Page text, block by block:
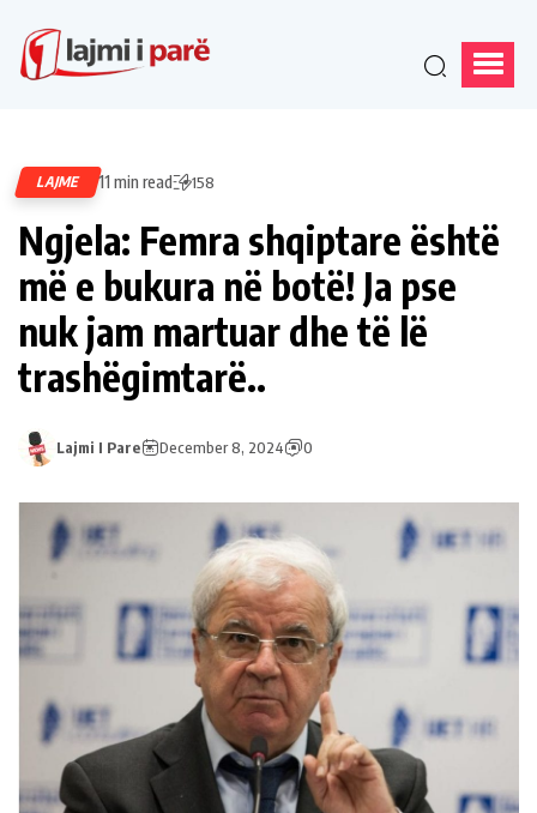
LAJME 11 min read 158
Ngjela: Femra shqiptare është
më e bukura në botë! Ja pse
nuk jam martuar dhe të lë
trashëgimtarë..
Lajmi I Pare December 8, 2024 0